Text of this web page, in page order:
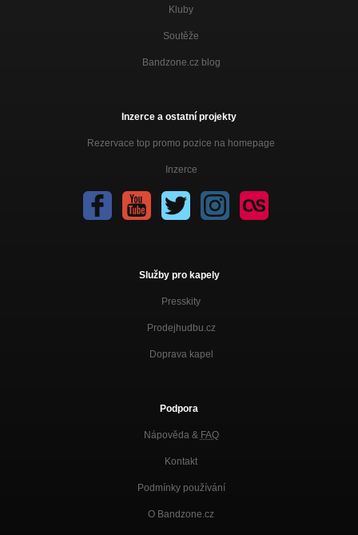
Kluby
Soutěže
Bandzone.cz blog
Inzerce a ostatní projekty
Rezervace top promo pozice na homepage
Inzerce
Služby pro kapely
Presskity
Prodejhudbu.cz
Doprava kapel
Podpora
Nápověda & FAQ
Kontakt
Podmínky používání
O Bandzone.cz